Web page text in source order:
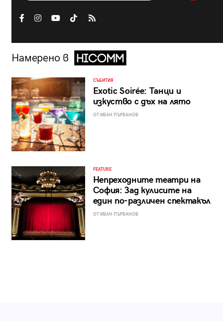
Намерено в
СЪБИТИЯ
Exotic Soirée: Танци и
изкуство с дъх на лято
ОТ ИВАН ПЪРВАНОВ
FEATURE
Непреходните театри на
София: Зад кулисите на
един по-различен спектакъл
ОТ ИВАН ПЪРВАНОВ